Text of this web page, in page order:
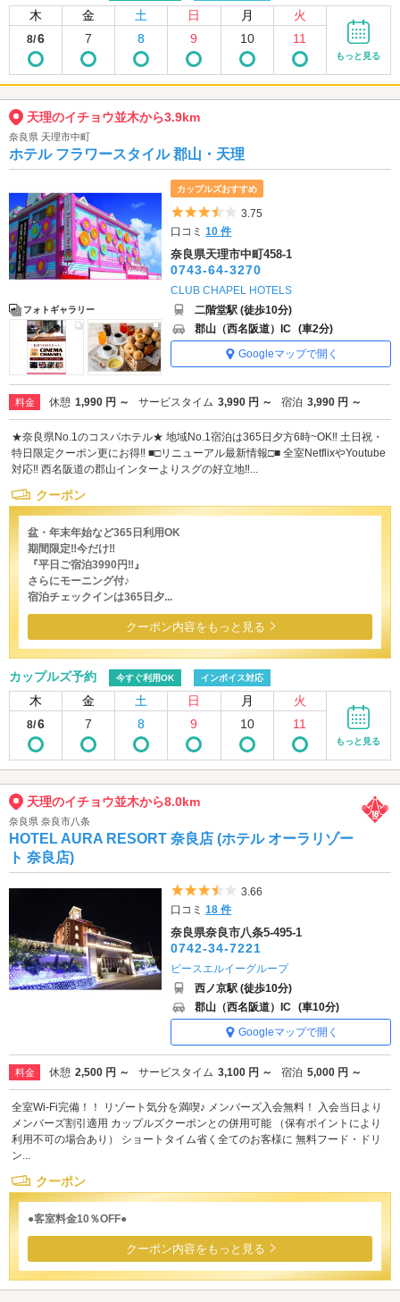
木 金 土 日 月 火
8/6 7 8 9 10 11
もっと見る
天理のイチョウ並木から3.9km
奈良県 天理市中町
ホテル フラワースタイル 郡山・天理
フォトギャラリー
カップルズおすすめ
5つ星のうち3.5
3.75
口コミ10 件
奈良県天理市中町458-1
0743-64-3270
CLUB CHAPEL HOTELS
二階堂駅 (徒歩10分)
郡山（西名阪道）IC (車2分)
Googleマップで開く
料金 休憩 1,990 円 ～ サービスタイム 3,990 円 ～ 宿泊 3,990 円 ～
★奈良県No.1のコスパホテル★ 地域No.1宿泊は365日夕方6時~OK‼ 土日祝・
特日限定クーポン更にお得‼ ■□リニューアル最新情報□■ 全室NetflixやYoutube
対応‼ 西名阪道の郡山インターよりスグの好立地‼...
クーポン
盆・年末年始など365日利用OK
期間限定‼今だけ‼
『平日ご宿泊3990円‼』
さらにモーニング付♪
宿泊チェックインは365日夕...
クーポン内容をもっと見る
カップルズ予約 今すぐ利用OK インボイス対応
木 金 土 日 月 火
8/6 7 8 9 10 11
もっと見る
天理のイチョウ並木から8.0km
奈良県 奈良市八条
HOTEL AURA RESORT 奈良店 (ホテル オーラリゾー
ト 奈良店)
5つ星のうち3.5
3.66
口コミ18 件
奈良県奈良市八条5-495-1
0742-34-7221
ピースエルイーグループ
西ノ京駅 (徒歩10分)
郡山（西名阪道）IC (車10分)
Googleマップで開く
料金 休憩 2,500 円 ～ サービスタイム 3,100 円 ～ 宿泊 5,000 円 ～
全室Wi-Fi完備！！ リゾート気分を満喫♪ メンバーズ入会無料！ 入会当日より
メンバーズ割引適用 カップルズクーポンとの併用可能 （保有ポイントにより
利用不可の場合あり） ショートタイム省く全てのお客様に 無料フード・ドリ
ン...
クーポン
●客室料金10％OFF●
クーポン内容をもっと見る